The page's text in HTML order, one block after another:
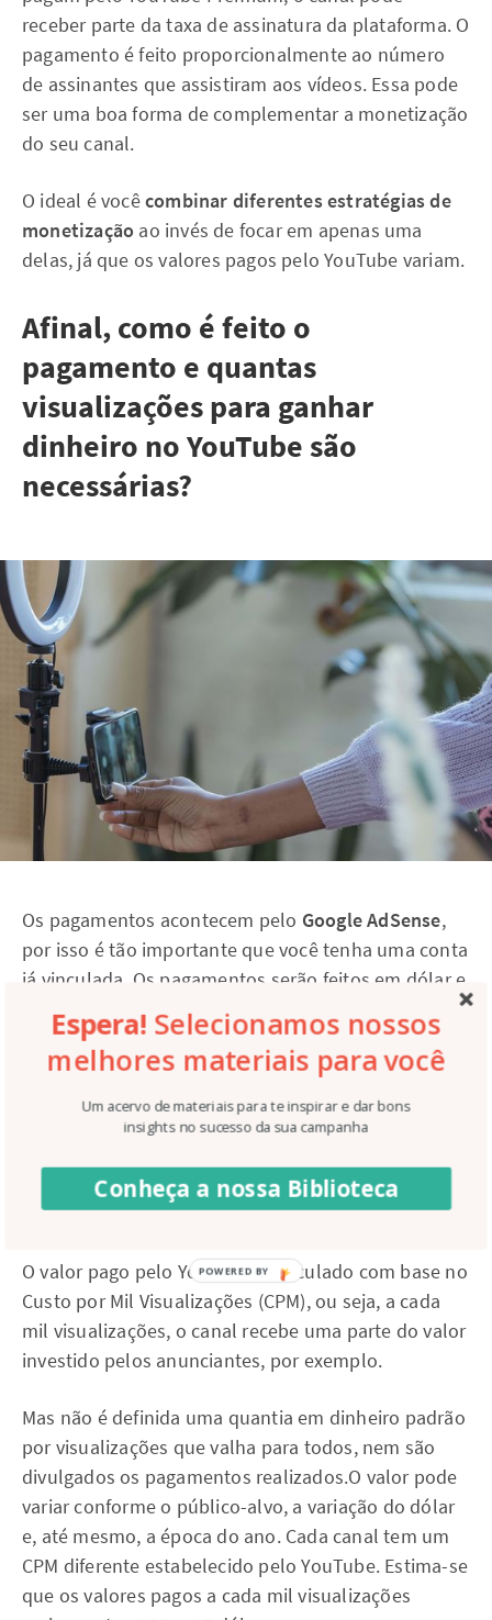
receber parte da taxa de assinatura da plataforma. O
pagamento é feito proporcionalmente ao número
de assinantes que assistiram aos vídeos. Essa pode
ser uma boa forma de complementar a monetização
do seu canal.
O ideal é vocêcombinar diferentes estratégias de
monetização ao invés de focar em apenas uma
delas, já que os valores pagos pelo YouTube variam.
Afinal, como é feito o
pagamento e quantas
visualizações para ganhar
dinheiro no YouTube são
necessárias?
Os pagamentos acontecem pelo Google AdSense,
por isso é tão importante que você tenha uma conta
já vinculada. Os pagamentos serão feitos em dólar e
serão convertidos para real no momento da
transferência para sua conta.
O YouTube deposita na conta do AdSense diferentes
valores, mas você só pode retirar o dinheiro quando
políticas do programa e é interessante que você as
conheça bem ao cadastrar-se.
O valor pago pelo YouTube é calculado com base no
Custo por Mil Visualizações (CPM), ou seja, a cada
mil visualizações, o canal recebe uma parte do valor
investido pelos anunciantes, por exemplo.
Mas não é definida uma quantia em dinheiro padrão
por visualizações que valha para todos, nem são
divulgados os pagamentos realizados.O valor pode
variar conforme o público-alvo, a variação do dólar
e, até mesmo, a época do ano. Cada canal tem um
CPM diferente estabelecido pelo YouTube. Estima-se
que os valores pagos a cada mil visualizações
Espera! Selecionamos nossos
melhores materiais para você
Um acervo de materiais para te inspirar e dar bons
insights no sucesso da sua campanha
Conheça a nossa Biblioteca